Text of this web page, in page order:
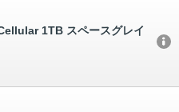
1TB スペースグレイ